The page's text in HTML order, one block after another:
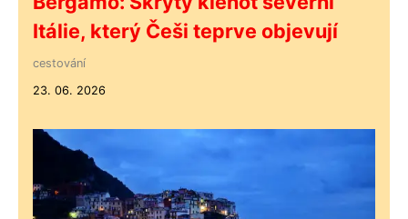
Itálie, který Češi teprve objevují
cestování
23. 06. 2026